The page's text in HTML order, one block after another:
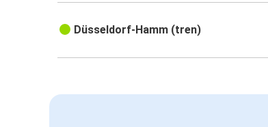
Düsseldorf-Hamm (tren)